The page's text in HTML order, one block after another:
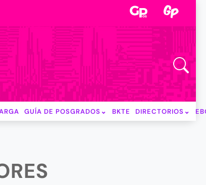
GUÍA DE POSGRADOS BKTE DIRECTORIOS